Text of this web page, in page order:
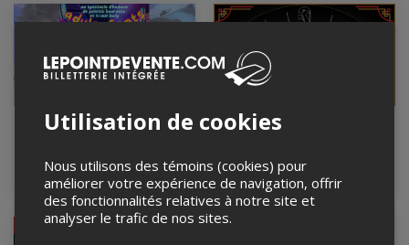
Adulenfants
café la ligne verte, Montréal,
Mardi Open-Mack
Le Baratineur, Longueuil, QC
ANNULÉ
Utilisation de cookies
Nous utilisons des témoins (cookies) pour
améliorer votre expérience de navigation, offrir
des fonctionnalités relatives à notre site et
analyser le trafic de nos sites.